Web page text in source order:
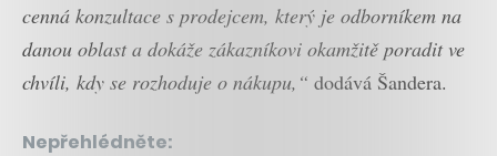
cenná konzultace s prodejcem, který je odborníkem na
danou oblast a dokáže zákazníkovi okamžitě poradit ve
chvíli, kdy se rozhoduje o nákupu,“ dodává Šandera.
Nepřehlédněte: